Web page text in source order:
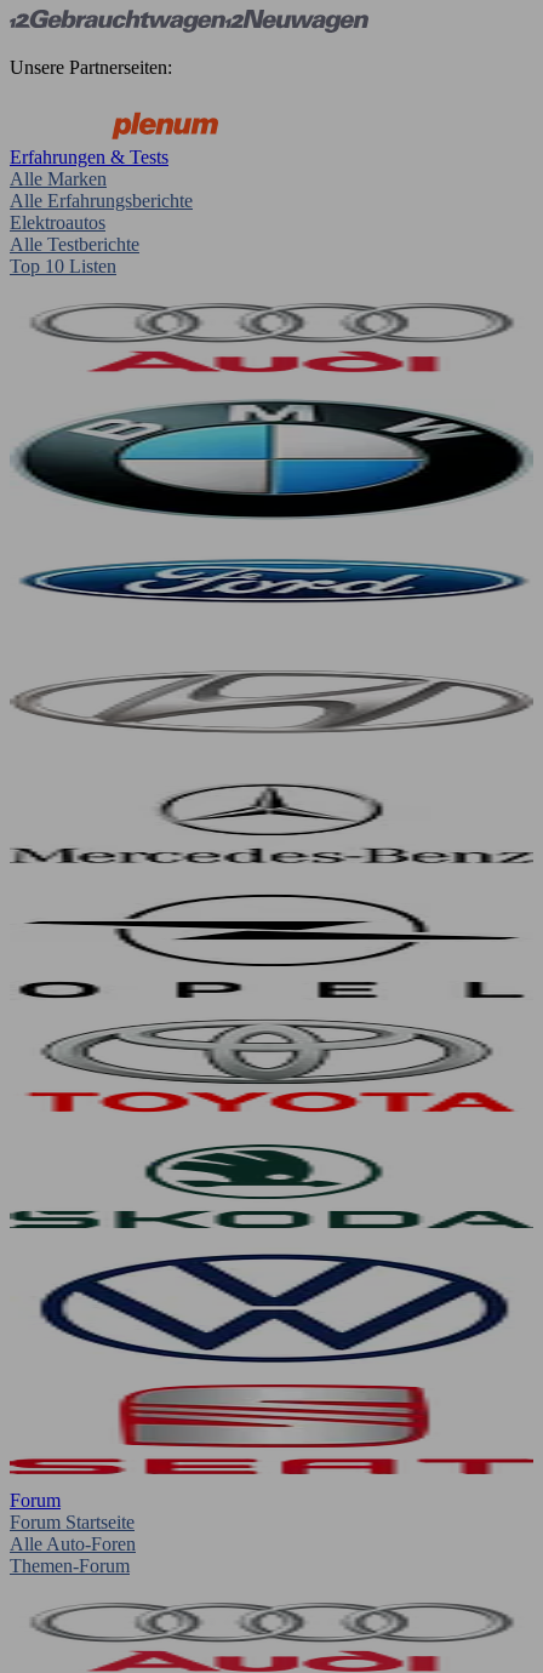
Unsere Partnerseiten:
Erfahrungen & Tests
Alle Marken
Alle Erfahrungsberichte
Elektroautos
Alle Testberichte
Top 10 Listen
Forum
Forum Startseite
Alle Auto-Foren
Themen-Forum